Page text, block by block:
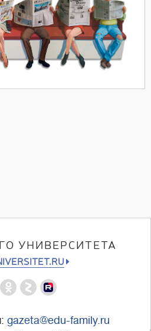
УНИВЕРСИТЕТА
gazeta@edu-family.ru